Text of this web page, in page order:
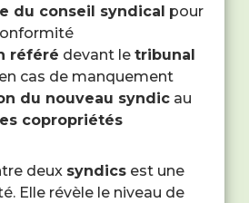
du conseil syndical pour
référé devant le tribunal
en cas de manquement
du nouveau syndicau
copropriétés
deux syndicsest une
Elle révèle le niveau de